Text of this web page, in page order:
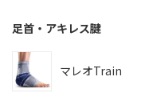
足首・アキレス腱
マレオTrain